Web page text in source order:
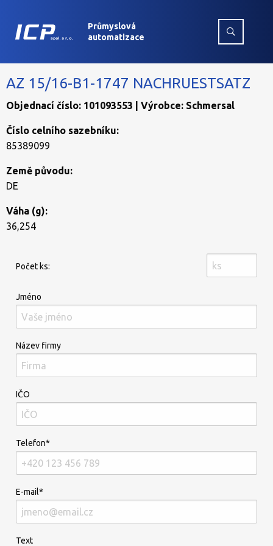
Průmyslová
automatizace
AZ 15/16-B1-1747 NACHRUESTSATZ
Objednací číslo: 101093553 | Výrobce: Schmersal
Číslo celního sazebníku:
85389099
Země původu:
DE
Váha (g):
36,254
Počet ks:
Jméno
Název firmy
IČO
Telefon*
E-mail*
Text